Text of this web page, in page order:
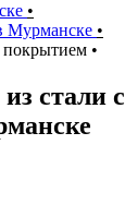
•
Мурманске •
покрытием •
стали с